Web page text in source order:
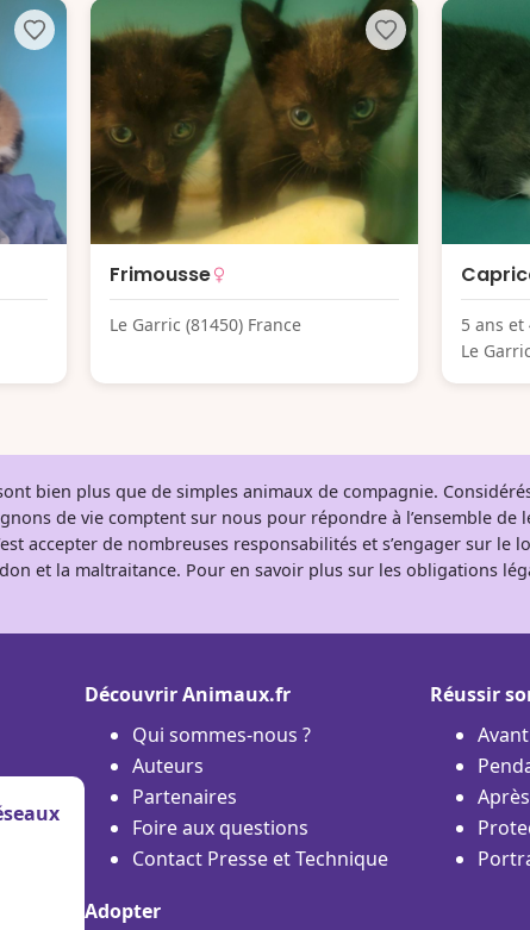
Frimousse
Le Garric (81450) France
5 ans et
Le
bien plus que de simples animaux de compagnie.
de vie comptent sur nous pour répondre à l’ensemble
accepter de nombreuses responsabilités et s’engager sur le
et la maltraitance. Pour en savoir plus sur les obligations
Découvrir Animaux.fr
Qui sommes-nous ?
Auteurs
Partenaires
Foire aux questions
Contact Presse et Technique
Adopter
Réussir